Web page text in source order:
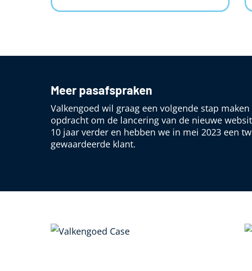
Meer pasafspraken
Valkengoed wil graag een volgende stap
opdracht om de lancering van de nieuwe
10 jaar verder en hebben we in mei 2023 een
gewaardeerde klant.